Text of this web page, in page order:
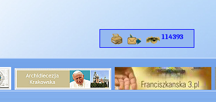
114393